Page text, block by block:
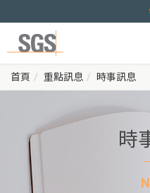
首頁 重點訊息 時事訊息
時